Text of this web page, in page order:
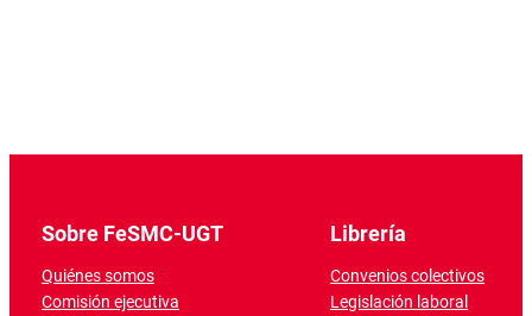
Sobre FeSMC-UGT
Quiénes somos
Comisión ejecutiva
Librería
Convenios colectivos
Legislación laboral